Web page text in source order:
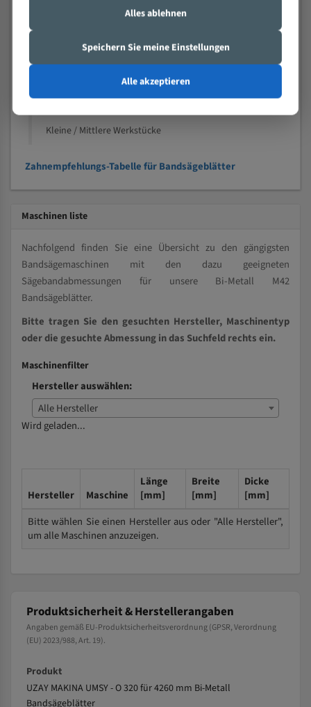
Nichteisenmetalle
Speziell entwickelt für Profile / Rohre
Kleine und mittlere Profile / Kleine Durchmesser
Kleine / Mittlere Werkstücke
Zahnempfehlungs-Tabelle für Bandsägeblätter
Maschinen liste
Nachfolgend finden Sie eine Übersicht zu den gängigsten
Bandsägemaschinen mit den dazu geeigneten
Sägebandabmessungen für unsere Bi-Metall M42
Bandsägeblätter.
Bitte tragen Sie den gesuchten Hersteller, Maschinentyp
oder die gesuchte Abmessung in das Suchfeld rechts ein.
Maschinenfilter
Hersteller auswählen:
Alle Hersteller
Wird geladen...
Hersteller Maschine
Länge
[mm]
Breite
[mm]
Dicke
[mm]
Bitte wählen Sie einen Hersteller aus oder "Alle Hersteller",
um alle Maschinen anzuzeigen.
Produktsicherheit & Herstellerangaben
Angaben gemäß EU-Produktsicherheitsverordnung (GPSR, Verordnung
(EU) 2023/988, Art. 19).
Produkt
UZAY MAKINA UMSY - O 320 für 4260 mm Bi-Metall
Bandsägeblätter
Alles ablehnen
Speichern Sie meine Einstellungen
Alle akzeptieren